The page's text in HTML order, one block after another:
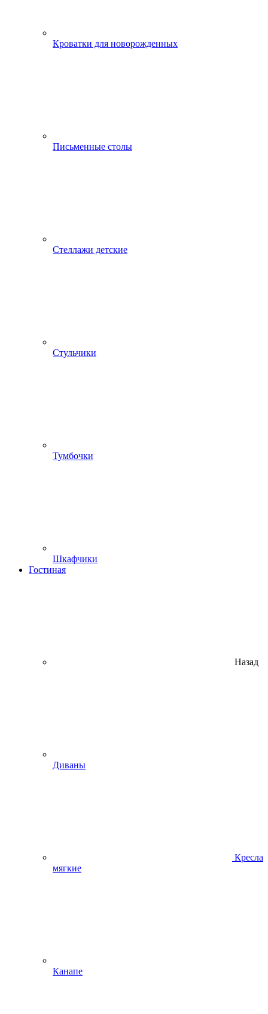
Кроватки для новорожденных
Письменные столы
Стеллажи детские
Стульчики
Тумбочки
Шкафчики
Гостиная
Назад
Диваны
Кресла
мягкие
Канапе